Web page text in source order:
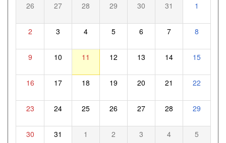
26 27 28 29 30 31 1
2 3 4 5 6 7 8
9 10 11 12 13 14 15
16 17 18 19 20 21 22
23 24 25 26 27 28 29
30 31 1 2 3 4 5